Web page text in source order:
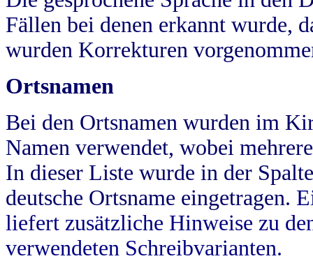
Fällen bei denen erkannt wurde,
wurden Korrekturen
Ortsnamen
Bei den Ortsnamen wurden im
Namen verwendet, wobei
In dieser Liste wurde in der
deutsche Ortsname eingetragen.
liefert zusätzliche Hinweise zu
verwendeten Schreibvarianten.